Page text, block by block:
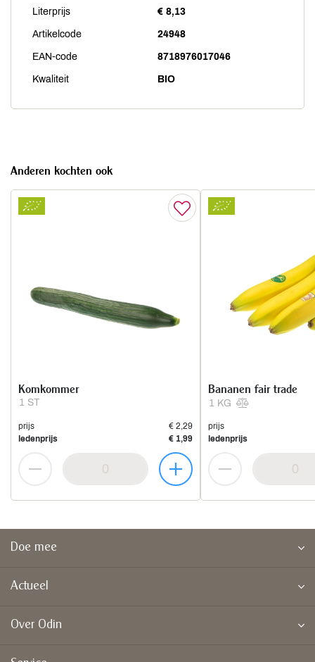
Literprijs € 8,13
Artikelcode 24948
EAN-code 8718976017046
Kwaliteit BIO
Anderen kochten ook
1 ST
Komkommer
prijs
€ 2,29
ledenprijs
€ 1,99
1 KG
Bananen fair trade
prijs
ledenprijs
Doe mee
Actueel
Over Odin